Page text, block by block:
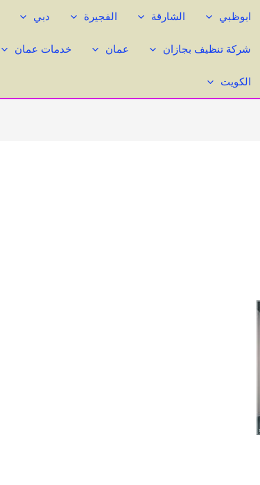
ابوظبي الشارقة الفجيرة دبي
شركة تنظيف بجازان عمان خدمات عمان
الكويت